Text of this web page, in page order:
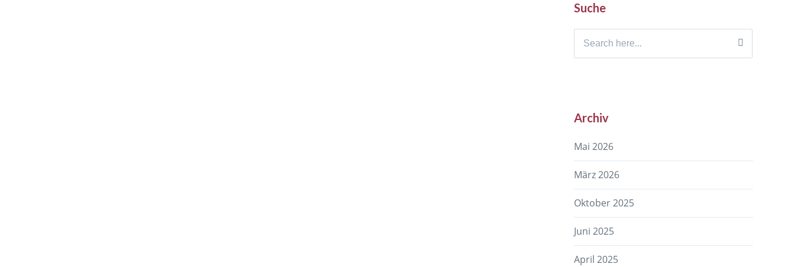
Suche
Search
Archiv
Mai 2026
März 2026
Oktober 2025
Juni 2025
April 2025